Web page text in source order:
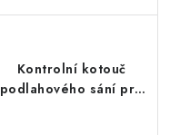
Kontrolní kotouč
podlahového sání pro